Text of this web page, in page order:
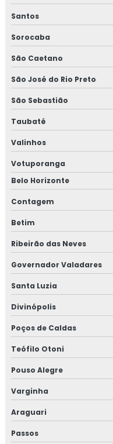
Santos
Sorocaba
São Caetano
São José do Rio Preto
São Sebastião
Taubaté
Valinhos
Votuporanga
Belo Horizonte
Contagem
Betim
Ribeirão das Neves
Governador Valadares
Santa Luzia
Divinópolis
Poços de Caldas
Teófilo Otoni
Pouso Alegre
Varginha
Araguari
Passos